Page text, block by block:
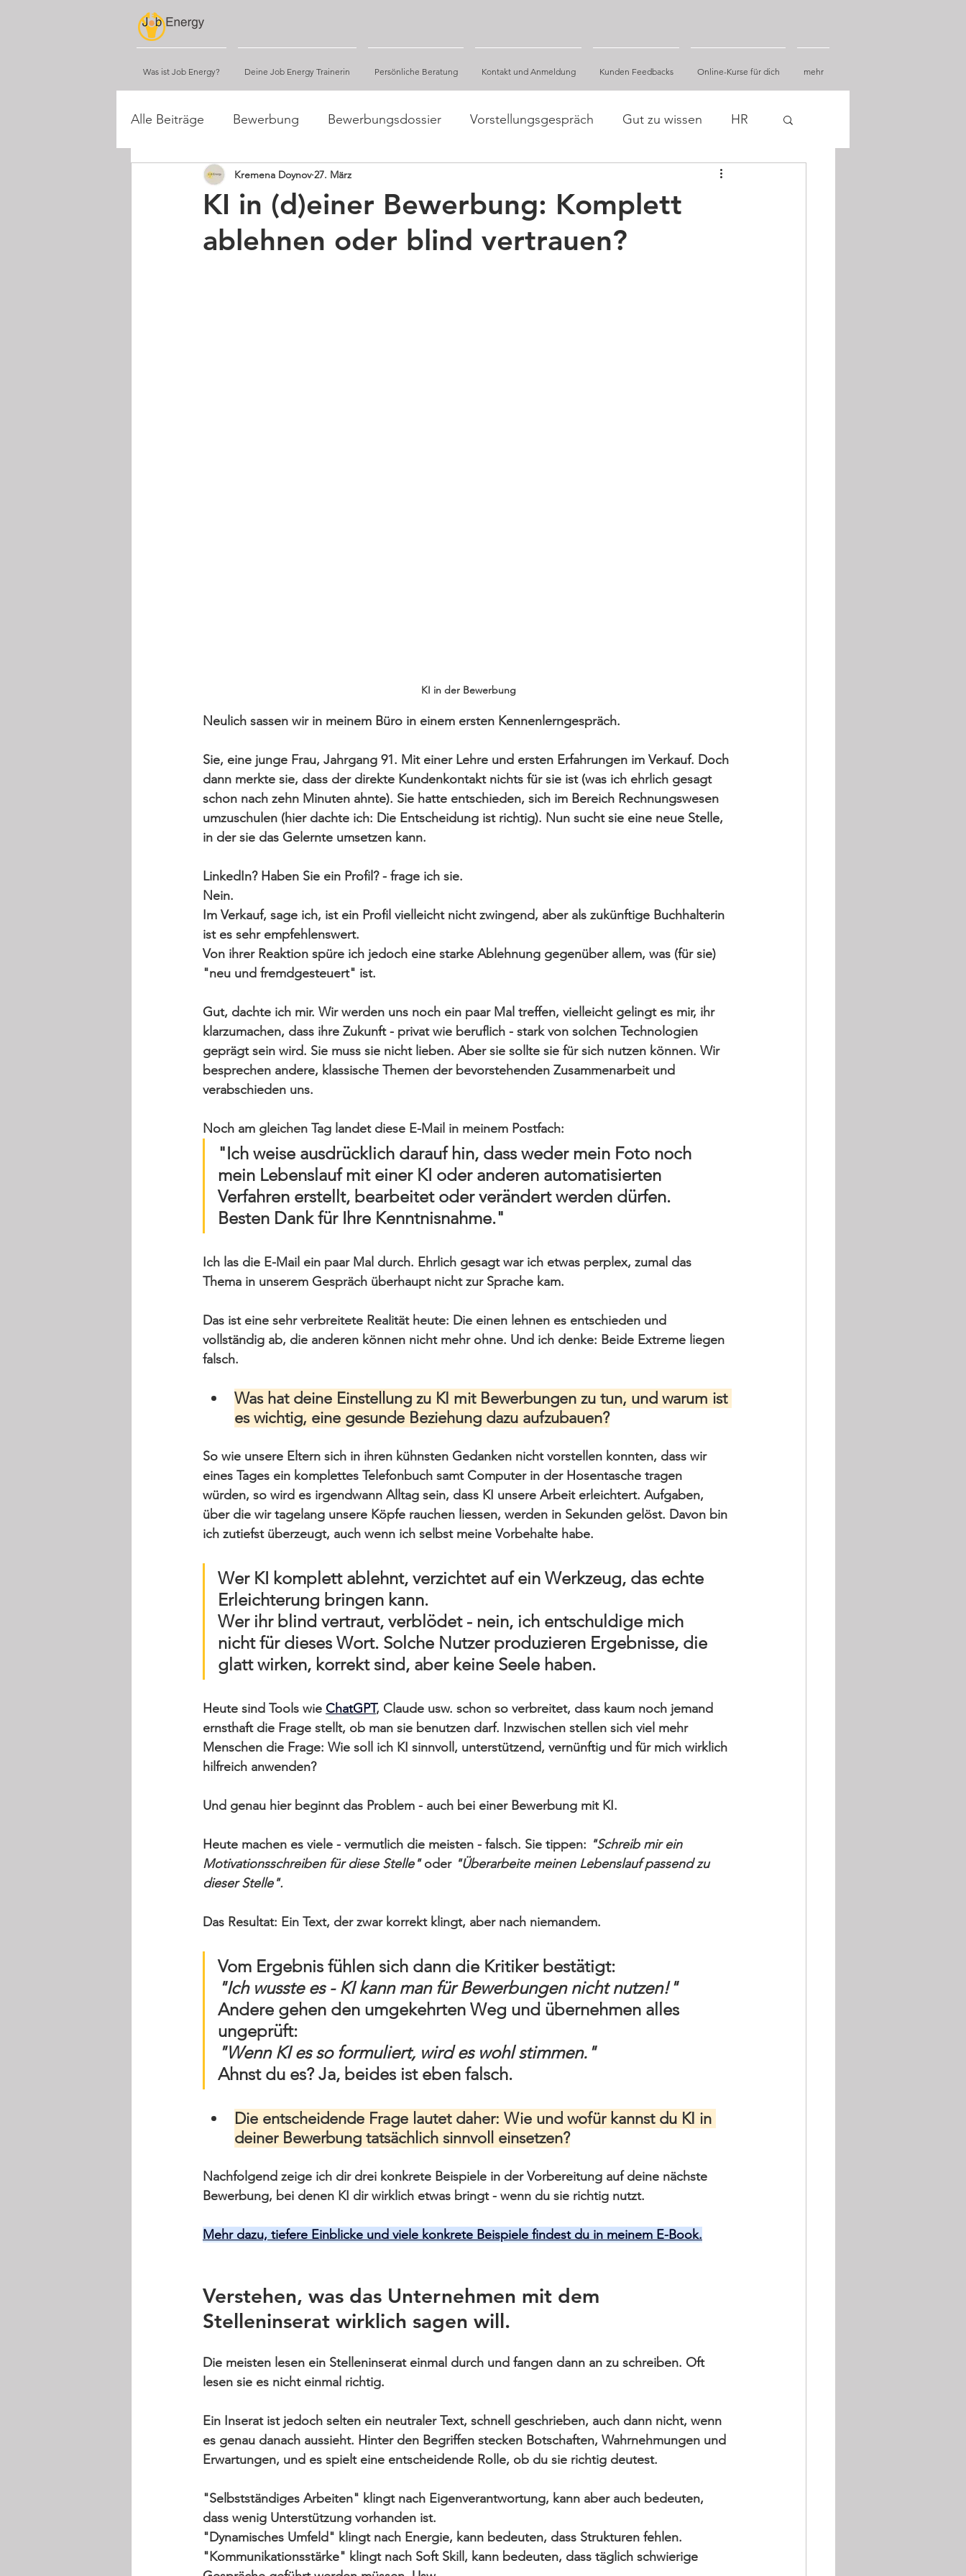
Was ist Job Energy? Deine Job Energy Trainerin Persönliche Beratung Kontakt und Anmeldung Kunden Feedbacks Online-Kurse für dich mehr
Alle Beiträge Bewerbung Bewerbungsdossier Vorstellungsgespräch Gut zu wissen HR
Networking Fakten und Zahlen, Studien
KI in (d)einer Bewerbung: Komplett
ablehnen oder blind vertrauen?
Kremena Doynov 27. März
KI in der Bewerbung
Neulich sassen wir in meinem Büro in einem ersten Kennenlerngespräch.
Sie, eine junge Frau, Jahrgang 91. Mit einer Lehre und ersten Erfahrungen im Verkauf. Doch
dann merkte sie, dass der direkte Kundenkontakt nichts für sie ist (was ich ehrlich gesagt
schon nach zehn Minuten ahnte). Sie hatte entschieden, sich im Bereich Rechnungswesen
umzuschulen (hier dachte ich: Die Entscheidung ist richtig). Nun sucht sie eine neue Stelle,
in der sie das Gelernte umsetzen kann.
LinkedIn? Haben Sie ein Profil? - frage ich sie.
Nein.
Im Verkauf, sage ich, ist ein Profil vielleicht nicht zwingend, aber als zukünftige Buchhalterin
ist es sehr empfehlenswert.
Von ihrer Reaktion spüre ich jedoch eine starke Ablehnung gegenüber allem, was (für sie)
"neu und fremdgesteuert" ist.
Gut, dachte ich mir. Wir werden uns noch ein paar Mal treffen, vielleicht gelingt es mir, ihr
klarzumachen, dass ihre Zukunft - privat wie beruflich - stark von solchen Technologien
geprägt sein wird. Sie muss sie nicht lieben. Aber sie sollte sie für sich nutzen können. Wir
besprechen andere, klassische Themen der bevorstehenden Zusammenarbeit und
verabschieden uns.
Noch am gleichen Tag landet diese E-Mail in meinem Postfach:
"Ich weise ausdrücklich darauf hin, dass weder mein Foto noch
mein Lebenslauf mit einer KI oder anderen automatisierten
Verfahren erstellt, bearbeitet oder verändert werden dürfen.
Besten Dank für Ihre Kenntnisnahme."
Ich las die E-Mail ein paar Mal durch. Ehrlich gesagt war ich etwas perplex, zumal das
Thema in unserem Gespräch überhaupt nicht zur Sprache kam.
Das ist eine sehr verbreitete Realität heute: Die einen lehnen es entschieden und
vollständig ab, die anderen können nicht mehr ohne. Und ich denke: Beide Extreme liegen
falsch.
Was hat deine Einstellung zu KI mit Bewerbungen zu tun, und warum ist
es wichtig, eine gesunde Beziehung dazu aufzubauen?
So wie unsere Eltern sich in ihren kühnsten Gedanken nicht vorstellen konnten, dass wir
eines Tages ein komplettes Telefonbuch samt Computer in der Hosentasche tragen
würden, so wird es irgendwann Alltag sein, dass KI unsere Arbeit erleichtert. Aufgaben,
über die wir tagelang unsere Köpfe rauchen liessen, werden in Sekunden gelöst. Davon bin
ich zutiefst überzeugt, auch wenn ich selbst meine Vorbehalte habe.
Wer KI komplett ablehnt, verzichtet auf ein Werkzeug, das echte
Erleichterung bringen kann.
Wer ihr blind vertraut, verblödet - nein, ich entschuldige mich
nicht für dieses Wort. Solche Nutzer produzieren Ergebnisse, die
glatt wirken, korrekt sind, aber keine Seele haben.
Heute sind Tools wie ChatGPT, Claude usw. schon so verbreitet, dass kaum noch jemand
ernsthaft die Frage stellt, ob man sie benutzen darf. Inzwischen stellen sich viel mehr
Menschen die Frage: Wie soll ich KI sinnvoll, unterstützend, vernünftig und für mich wirklich
hilfreich anwenden?
Und genau hier beginnt das Problem - auch bei einer Bewerbung mit KI.
Heute machen es viele - vermutlich die meisten - falsch. Sie tippen: "Schreib mir ein
Motivationsschreiben für diese Stelle" oder "Überarbeite meinen Lebenslauf passend zu
dieser Stelle".
Das Resultat: Ein Text, der zwar korrekt klingt, aber nach niemandem.
Vom Ergebnis fühlen sich dann die Kritiker bestätigt:
"Ich wusste es - KI kann man für Bewerbungen nicht nutzen!"
Andere gehen den umgekehrten Weg und übernehmen alles
ungeprüft:
"Wenn KI es so formuliert, wird es wohl stimmen."
Ahnst du es? Ja, beides ist eben falsch.
Die entscheidende Frage lautet daher: Wie und wofür kannst du KI in
deiner Bewerbung tatsächlich sinnvoll einsetzen?
Nachfolgend zeige ich dir drei konkrete Beispiele in der Vorbereitung auf deine nächste
Bewerbung, bei denen KI dir wirklich etwas bringt - wenn du sie richtig nutzt.
Mehr dazu, tiefere Einblicke und viele konkrete Beispiele findest du in meinem E-Book.
Verstehen, was das Unternehmen mit dem
Stelleninserat wirklich sagen will.
Die meisten lesen ein Stelleninserat einmal durch und fangen dann an zu schreiben. Oft
lesen sie es nicht einmal richtig.
Ein Inserat ist jedoch selten ein neutraler Text, schnell geschrieben, auch dann nicht, wenn
es genau danach aussieht. Hinter den Begriffen stecken Botschaften, Wahrnehmungen und
Erwartungen, und es spielt eine entscheidende Rolle, ob du sie richtig deutest.
"Selbstständiges Arbeiten" klingt nach Eigenverantwortung, kann aber auch bedeuten,
dass wenig Unterstützung vorhanden ist.
"Dynamisches Umfeld" klingt nach Energie, kann bedeuten, dass Strukturen fehlen.
"Kommunikationsstärke" klingt nach Soft Skill, kann bedeuten, dass täglich schwierige